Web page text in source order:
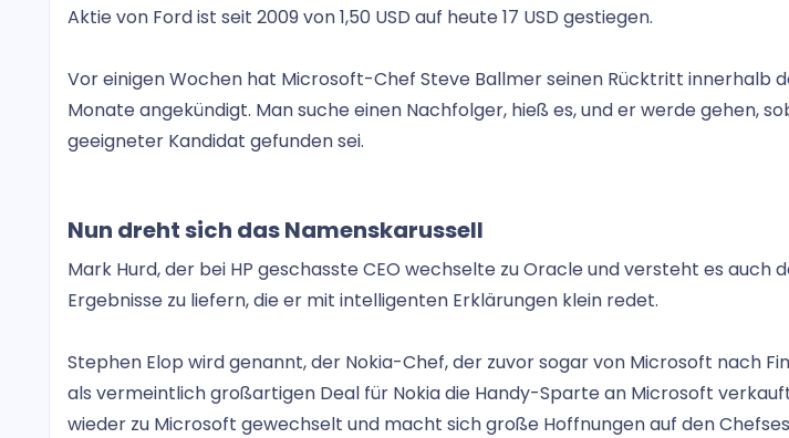
Aktie von Ford ist seit 2009 von 1,50 USD auf heute 17 USD gestiegen.
Vor einigen Wochen hat Microsoft-Chef Steve Ballmer seinen Rücktritt innerhalb
Monate angekündigt. Man suche einen Nachfolger, hieß es, und er werde gehen,
geeigneter Kandidat gefunden sei.
Nun dreht sich das Namenskarussell
Mark Hurd, der bei HP geschasste CEO wechselte zu Oracle und versteht es auch
Ergebnisse zu liefern, die er mit intelligenten Erklärungen klein redet.
Stephen Elop wird genannt, der Nokia-Chef, der zuvor sogar von Microsoft nach
als vermeintlich großartigen Deal für Nokia die Handy-Sparte an Microsoft
wieder zu Microsoft gewechselt und macht sich große Hoffnungen auf den